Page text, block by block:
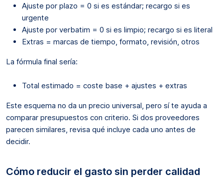
Ajuste por plazo = 0 si es estándar; recargo si es
urgente
Ajuste por verbatim = 0 si es limpio; recargo si es literal
Extras = marcas de tiempo, formato, revisión, otros
La fórmula final sería:
Total estimado = coste base + ajustes + extras
Este esquema no da un precio universal, pero sí te ayuda a
comparar presupuestos con criterio. Si dos proveedores
parecen similares, revisa qué incluye cada uno antes de
decidir.
Cómo reducir el gasto sin perder calidad